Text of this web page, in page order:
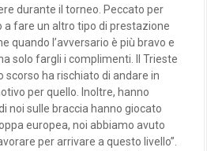
durante il torneo. Peccato per
a fare un altro tipo di prestazione
quando l’avversario è più bravo e
solo fargli i complimenti. Il Trieste
scorso ha rischiato di andare in
per quello. Inoltre, hanno
noi sulle braccia hanno giocato
europea, noi abbiamo avuto
per arrivare a questo livello”.